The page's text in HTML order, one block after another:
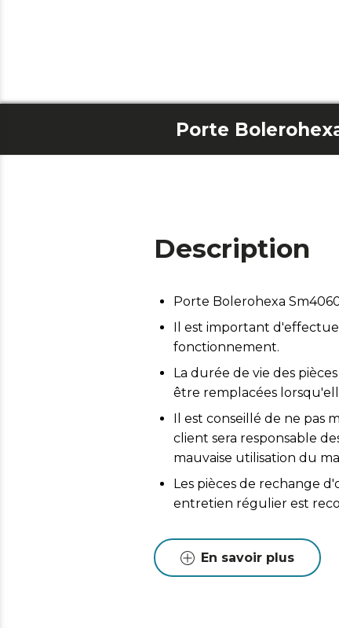
Description
Porte Bolerohexa
Il est important
fonctionnement.
La durée de vie des
être remplacées
Il est conseillé de ne pas
client sera responsable
mauvaise utilisation du
Les pièces de rechange
entretien régulier est
En savoir plus